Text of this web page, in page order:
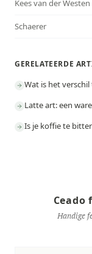
Kees van der Westen
Schaerer
GERELATEERDE
Wat is het
Latte art: een
Is je koffie te
Ceado
Handige